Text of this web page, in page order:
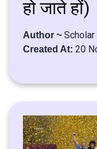
हो जाते हों)
Author ~
Created At: 20